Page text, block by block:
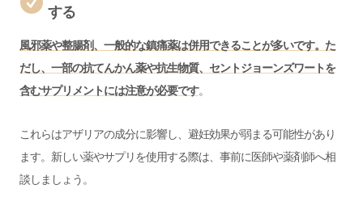
する
風邪薬や整腸剤、一般的な鎮痛薬は併用できることが多いです。た
だし、一部の抗てんかん薬や抗生物質、セントジョーンズワートを
含むサプリメントには注意が必要です。
これらはアザリアの成分に影響し、避妊効果が弱まる可能性があり
ます。新しい薬やサプリを使用する際は、事前に医師や薬剤師へ相
談しましょう。